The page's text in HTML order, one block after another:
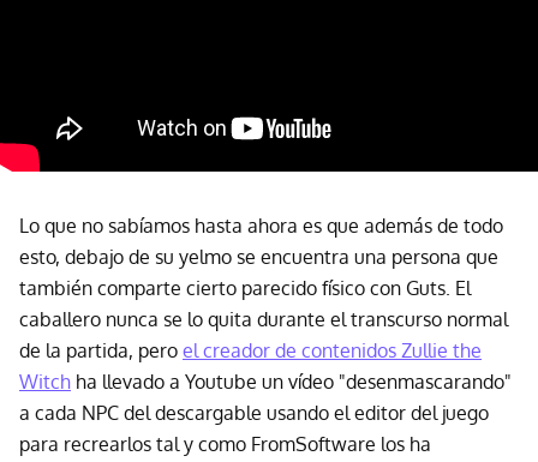
Lo que no sabíamos hasta ahora es que además de todo
esto, debajo de su yelmo se encuentra una persona que
también comparte cierto parecido físico con Guts. El
caballero nunca se lo quita durante el transcurso normal
de la partida, pero el creador de contenidos Zullie the
Witch ha llevado a Youtube un vídeo "desenmascarando"
a cada NPC del descargable usando el editor del juego
para recrearlos tal y como FromSoftware los ha